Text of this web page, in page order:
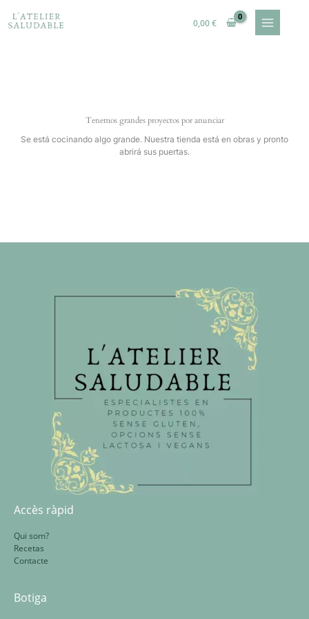
contenido
0,00€
Tenemos grandes proyectos por anunciar
Se está cocinando algo grande. Nuestra tienda está en obras y pronto
abrirá sus puertas.
Accès ràpid
Qui som?
Recetas
Contacte
Botiga